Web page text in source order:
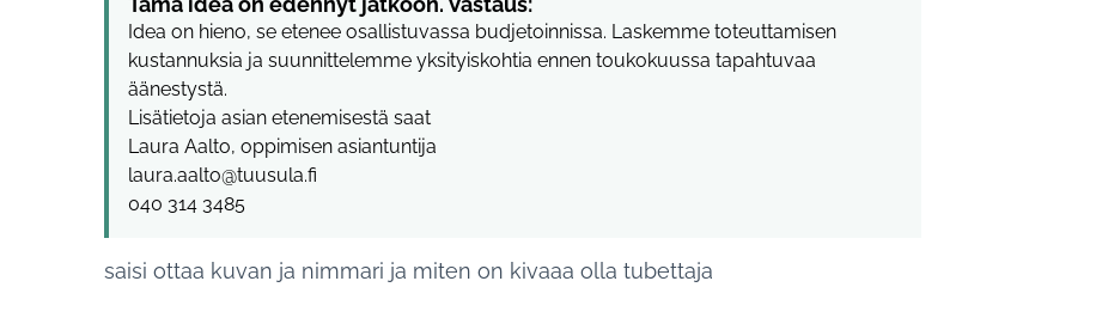
Idea on hieno, se etenee osallistuvassa budjetoinnissa. Laskemme toteuttamisen
kustannuksia ja suunnittelemme yksityiskohtia ennen toukokuussa tapahtuvaa
äänestystä.
Lisätietoja asian etenemisestä saat
Laura Aalto, oppimisen asiantuntija
laura.aalto@tuusula.fi
040 314 3485
saisi ottaa kuvan ja nimmari ja miten on kivaaa olla tubettaja